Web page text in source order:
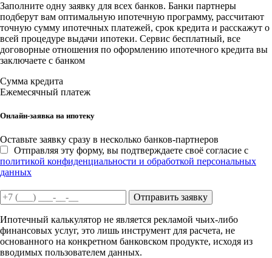
Заполните одну заявку для всех банков. Банки партнеры
подберут вам оптимальную ипотечную программу, рассчитают
точную сумму ипотечных платежей, срок кредита и расскажут о
всей процедуре выдачи ипотеки. Сервис бесплатный, все
договорные отношения по оформлению ипотечного кредита вы
заключаете с банком
Сумма кредита
Ежемесячный платеж
Онлайн-заявка на ипотеку
Оставьте заявку сразу в несколько банков-партнеров
Отправляя эту форму, вы подтверждаете своё согласие с
политикой конфиденциальности и обработкой персональных
данных
Отправить заявку
Ипотечный калькулятор не является рекламой чьих-либо
финансовых услуг, это лишь инструмент для расчета, не
основанного на конкретном банковском продукте, исходя из
вводимых пользователем данных.